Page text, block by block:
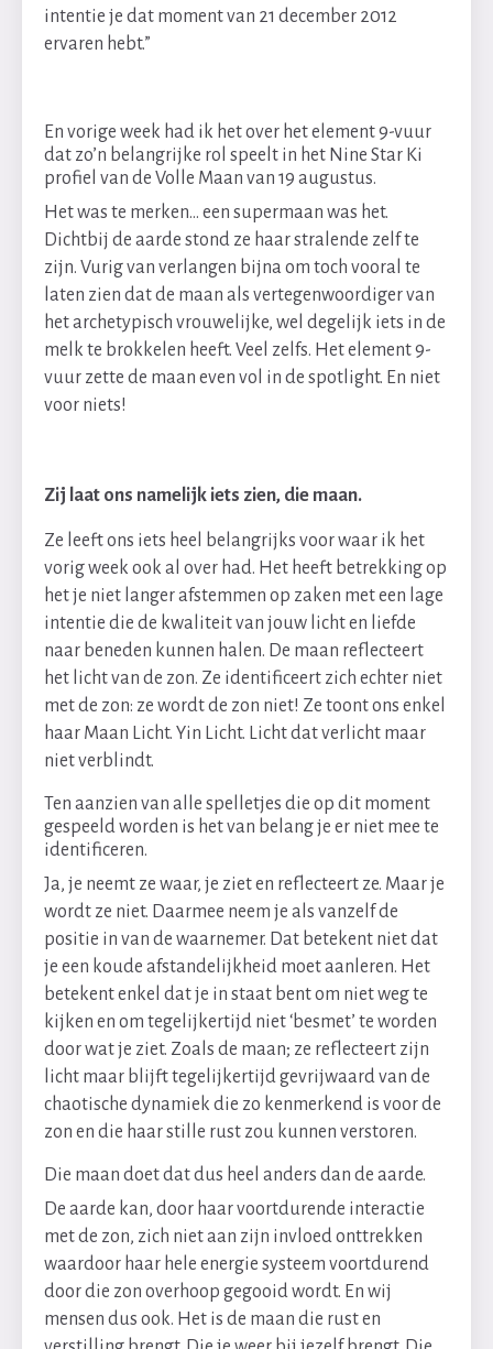
intentie je dat moment van 21 december 2012
ervaren hebt.”
En vorige week had ik het over het element 9-vuur
dat zo’n belangrijke rol speelt in het Nine Star Ki
profiel van de Volle Maan van 19 augustus.
Het was te merken… een supermaan was het.
Dichtbij de aarde stond ze haar stralende zelf te
zijn. Vurig van verlangen bijna om toch vooral te
laten zien dat de maan als vertegenwoordiger van
het archetypisch vrouwelijke, wel degelijk iets in de
melk te brokkelen heeft. Veel zelfs. Het element 9-
vuur zette de maan even vol in de spotlight. En niet
voor niets!
Zij laat ons namelijk iets zien, die maan.
Ze leeft ons iets heel belangrijks voor waar ik het
vorig week ook al over had. Het heeft betrekking op
het je niet langer afstemmen op zaken met een lage
intentie die de kwaliteit van jouw licht en liefde
naar beneden kunnen halen. De maan reflecteert
het licht van de zon. Ze identificeert zich echter niet
met de zon: ze wordt de zon niet! Ze toont ons enkel
haar Maan Licht. Yin Licht. Licht dat verlicht maar
niet verblindt.
Ten aanzien van alle spelletjes die op dit moment
gespeeld worden is het van belang je er niet mee te
identificeren.
Ja, je neemt ze waar, je ziet en reflecteert ze. Maar je
wordt ze niet. Daarmee neem je als vanzelf de
positie in van de waarnemer. Dat betekent niet dat
je een koude afstandelijkheid moet aanleren. Het
betekent enkel dat je in staat bent om niet weg te
kijken en om tegelijkertijd niet ‘besmet’ te worden
door wat je ziet. Zoals de maan; ze reflecteert zijn
licht maar blijft tegelijkertijd gevrijwaard van de
chaotische dynamiek die zo kenmerkend is voor de
zon en die haar stille rust zou kunnen verstoren.
Die maan doet dat dus heel anders dan de aarde.
De aarde kan, door haar voortdurende interactie
met de zon, zich niet aan zijn invloed onttrekken
waardoor haar hele energie systeem voortdurend
door die zon overhoop gegooid wordt. En wij
mensen dus ook. Het is de maan die rust en